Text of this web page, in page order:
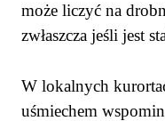
może liczyć na
zwłaszcza jeśli jest
W lokalnych
uśmiechem